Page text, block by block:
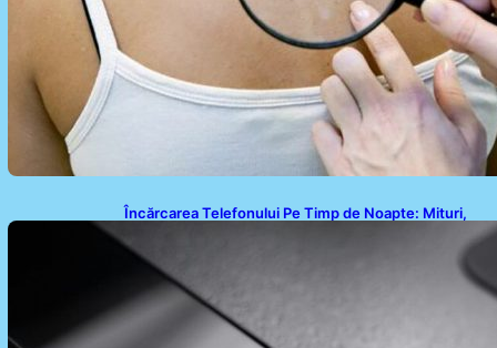
Încărcarea Telefonului Pe Timp de Noapte: Mituri,